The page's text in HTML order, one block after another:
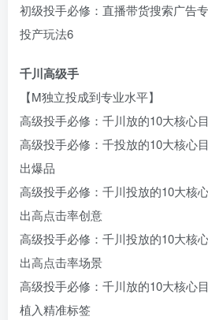
初级投手必修：直播带货搜索广告
投产玩法6
千川高级手
【M独立投成到专业水平】
高级投手必修：千川放的10大核心
高级投手必修：千投放的10大核心
出爆品
高级投手必修：千川投放的10大核
出高点击率创意
高级投手必修：千川投放的10大核
出高点击率场景
高级投手必修：千川放的10大核心
植入精准标签